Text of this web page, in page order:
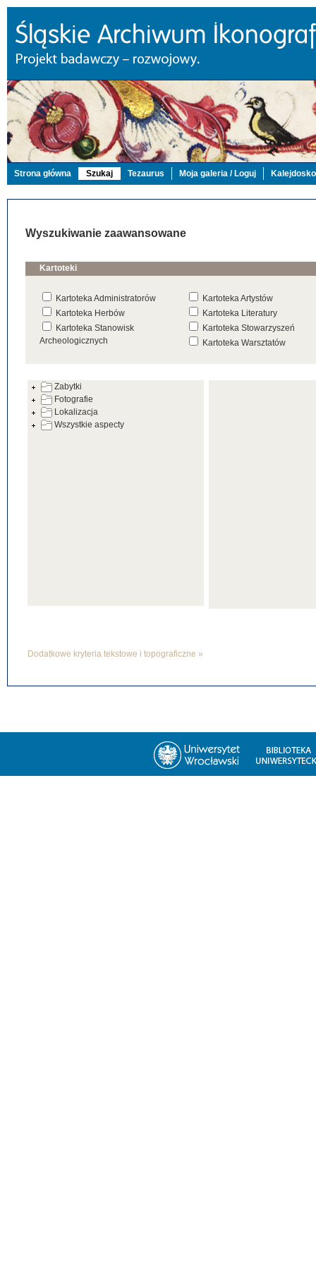
Strona główna Szukaj Tezaurus Moja galeria / Loguj
Wyszukiwanie zaawansowane
Kartoteki
Kartoteka Administratorów
Kartoteka Artystów
Kartoteka Herbów
Kartoteka Literatury
Kartoteka Stanowisk
Archeologicznych
Kartoteka Stowarzyszeń
Kartoteka Warsztatów
Zabytki
Fotografie
Lokalizacja
Wszystkie aspecty
Dodatkowe kryteria tekstowe i topograficzne »